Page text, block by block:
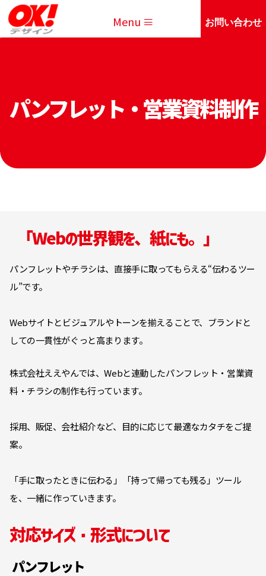
Menu お問い合わせ
パンフレット・営業資料制作
「Webの世界観を、紙にも。」
パンフレットやチラシは、直接手に取ってもらえる“伝わるツー
ル”です。
Webサイトとビジュアルやトーンを揃えることで、ブランドと
しての一貫性がぐっと高まります。
株式会社ええやんでは、Webと連動したパンフレット・営業資
料・チラシの制作も行っています。
採用、販促、会社紹介など、目的に応じて最適なカタチをご提
案。
「手に取ったときに伝わる」「持って帰っても残る」ツール
を、一緒に作っていきます。
対応サイズ・形式について
パンフレット